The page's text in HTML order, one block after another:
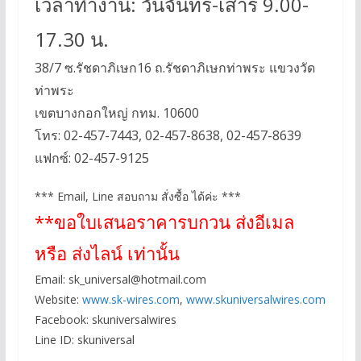
17.30 น.
38/7 ซ.รัชดาภิเษก16 ถ.รัชดาภิเษกท่าพระ แขวงวัด
ท่าพระ
เขตบางกอกใหญ่ กทม. 10600
โทร: 02-457-7443, 02-457-8638, 02-457-8639
แฟกซ์: 02-457-9125
*** Email, Line สอบถาม สั่งซื้อ ได้ค่ะ ***
**ขอใบเสนอราคารบกวน ส่งอีเมล
หรือ ส่งไลน์ เท่านั้น
Email: sk_universal@hotmail.com
Website: www.sk-wires.com, www.skuniversalwires.com
Facebook: skuniversalwires
Line ID: skuniversal